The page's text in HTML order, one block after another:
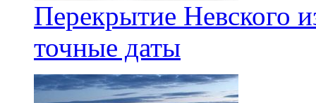
Перекрытие Невского
точные даты